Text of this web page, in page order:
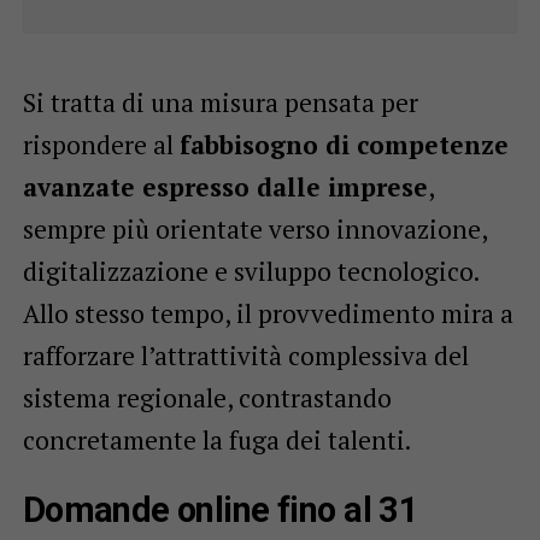
Si tratta di una misura pensata per
rispondere al fabbisogno di competenze
avanzate espresso dalle imprese,
sempre più orientate verso innovazione,
digitalizzazione e sviluppo tecnologico.
Allo stesso tempo, il provvedimento mira a
rafforzare l’attrattività complessiva del
sistema regionale, contrastando
concretamente la fuga dei talenti.
Domande online fino al 31